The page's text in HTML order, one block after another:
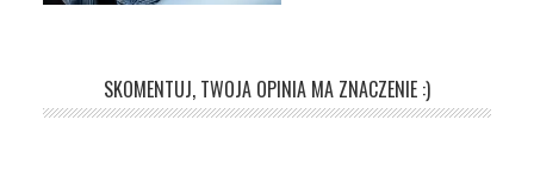
SKOMENTUJ, TWOJA OPINIA MA ZNACZENIE :)